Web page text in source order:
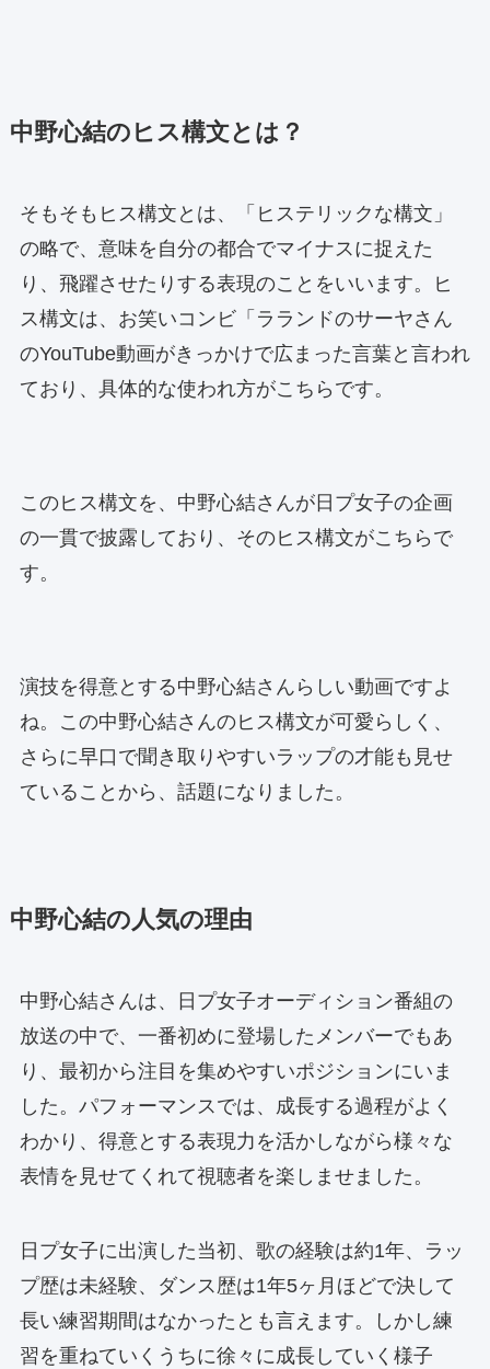
中野心結のヒス構文とは？
そもそもヒス構文とは、「ヒステリックな構文」
の略で、意味を自分の都合でマイナスに捉えた
り、飛躍させたりする表現のことをいいます。ヒ
ス構文は、お笑いコンビ「ラランドのサーヤさん
のYouTube動画がきっかけで広まった言葉と言われ
ており、具体的な使われ方がこちらです。
このヒス構文を、中野心結さんが日プ女子の企画
の一貫で披露しており、そのヒス構文がこちらで
す。
演技を得意とする中野心結さんらしい動画ですよ
ね。この中野心結さんのヒス構文が可愛らしく、
さらに早口で聞き取りやすいラップの才能も見せ
ていることから、話題になりました。
中野心結の人気の理由
中野心結さんは、日プ女子オーディション番組の
放送の中で、一番初めに登場したメンバーでもあ
り、最初から注目を集めやすいポジションにいま
した。パフォーマンスでは、成長する過程がよく
わかり、得意とする表現力を活かしながら様々な
表情を見せてくれて視聴者を楽しませました。
日プ女子に出演した当初、歌の経験は約1年、ラッ
プ歴は未経験、ダンス歴は1年5ヶ月ほどで決して
長い練習期間はなかったとも言えます。しかし練
習を重ねていくうちに徐々に成長していく様子